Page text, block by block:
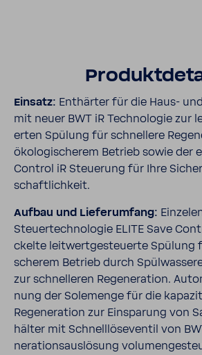
Einsatz: Enthärter für die Haus-
mit neuer BWT iR Tech­no­logie
erten Spülung für schnel­lere
ökolo­gi­scherem Betrieb sowie der
Control iR Steue­rung für Ihre
schaft­lich­keit.
Aufbau und Liefer­um­fang:
Steu­er­tech­no­logie ELITE Save
ckelte leit­wert­ge­steu­erte
scherem Betrieb durch
zur schnel­leren Rege­ne­ra­tion.
nung der Sole­menge für die
Rege­ne­ra­tion zur Einspa­rung von
hälter mit Schnell­lö­se­ventil von
ne­ra­ti­ons­aus­lö­sung